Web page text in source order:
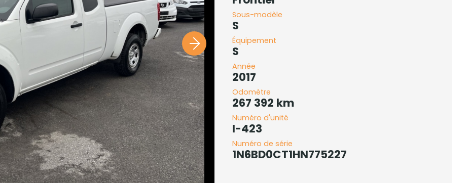
Sous-modèle
S
Équipement
S
Année
2017
Odomètre
267 392 km
Numéro d'unité
I-423
Numéro de série
1N6BD0CT1HN775227